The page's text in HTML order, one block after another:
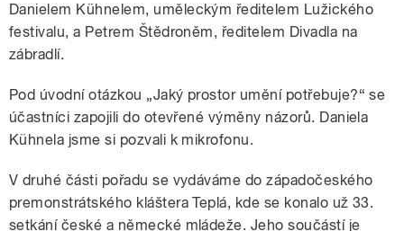
Danielem Kühnelem, uměleckým ředitelem Lužického
festivalu, a Petrem Štědroněm, ředitelem Divadla na
zábradlí.
Pod úvodní otázkou „Jaký prostor umění potřebuje?“ se
účastníci zapojili do otevřené výměny názorů. Daniela
Kühnela jsme si pozvali k mikrofonu.
V druhé části pořadu se vydáváme do západočeského
premonstrátského kláštera Teplá, kde se konalo už 33.
setkání české a německé mládeže. Jeho součástí je